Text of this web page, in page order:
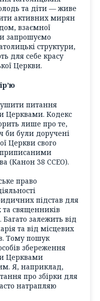
та діти — живе
активних мирян
взаємної
запрошуємо
структури,
для себе красу
Церкви.
питання
Церквами. Кодекс
лише про те,
би були доручені
Церкви свого
приписаними
(Канон 38 ССЕО).
право
підстав для
та священників
залежить від
та від місцевих
Тому пошук
збереження
Церквами
Я, наприклад,
про збірки для
натрапляю